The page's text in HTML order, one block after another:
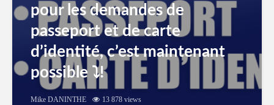
pour les demandes de
passeport et de carte
d’identité, c’est maintenant
possible ⤵️!
Mike DANINTHE 13 878 views